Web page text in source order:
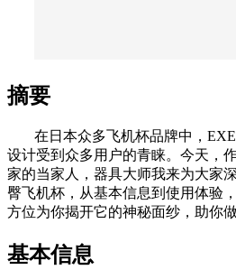
摘要
在日本众多飞机杯品牌中，
设计受到众多用户的青睐。今天，
家的当家人，器具大师我来为大家
臀飞机杯，从基本信息到使用体验
方位为你揭开它的神秘面纱，助你
基本信息